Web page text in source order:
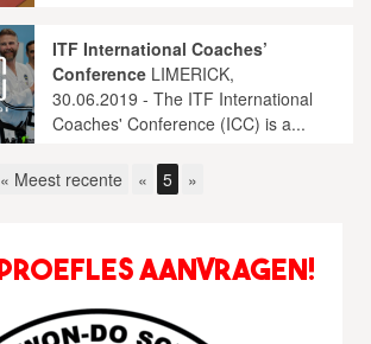
ITF International Coaches’
Conference LIMERICK,
30.06.2019 - The ITF International
Coaches' Conference (ICC) is a...
« Meest recente « 5 »